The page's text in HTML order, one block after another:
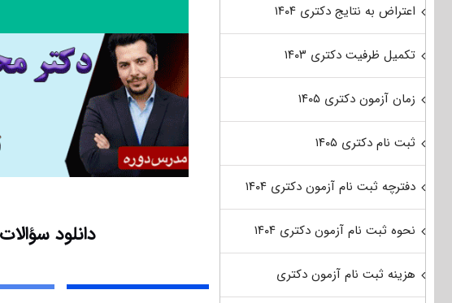
دانلود
اعتراض به نتایج دکتری ۱۴۰۴
تکمیل ظرفیت دکتری ۱۴۰۳
زمان آزمون دکتری ۱۴۰۵
ثبت نام دکتری ۱۴۰۵
دفترچه ثبت نام آزمون دکتری ۱۴۰۴
نحوه ثبت نام آزمون دکتری ۱۴۰۴
هزینه ثبت نام آزمون دکتری